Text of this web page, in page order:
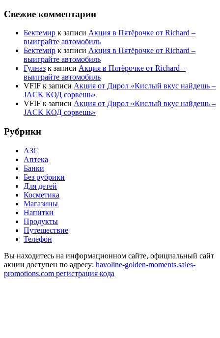
Свежие комментарии
Бектемир к записи Акция в Пятёрочке от Richard –
выиграйте автомобиль
Бектемир к записи Акция в Пятёрочке от Richard –
выиграйте автомобиль
Гулназ к записи Акция в Пятёрочке от Richard –
выиграйте автомобиль
VFIF к записи Акция от Дирол «Кислый вкус найдешь –
JACK КОД сорвешь»
VFIF к записи Акция от Дирол «Кислый вкус найдешь –
JACK КОД сорвешь»
Рубрики
АЗС
Аптека
Банки
Без рубрики
Для детей
Косметика
Магазины
Напитки
Продукты
Путешествие
Телефон
Вы находитесь на информационном сайте, официальный сайт
акции доступен по адресу: havoline-golden-moments.sales-
promotions.com регистрация кода